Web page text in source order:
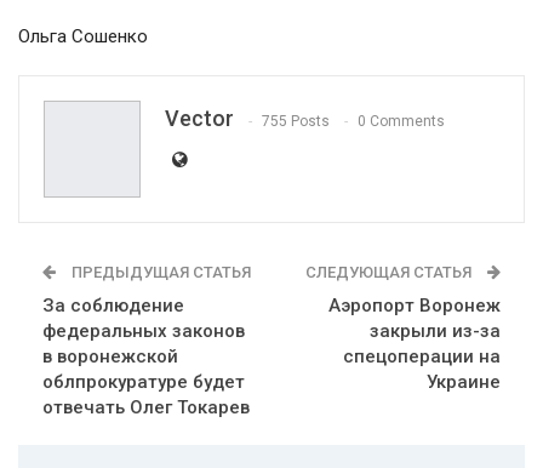
Ольга Сошенко
Vector 755 Posts 0 Comments
ПРЕДЫДУЩАЯ СТАТЬЯ
За соблюдение
федеральных законов
в воронежской
облпрокуратуре будет
отвечать Олег Токарев
СЛЕДУЮЩАЯ СТАТЬЯ
Аэропорт Воронеж
закрыли из-за
спецоперации на
Украине